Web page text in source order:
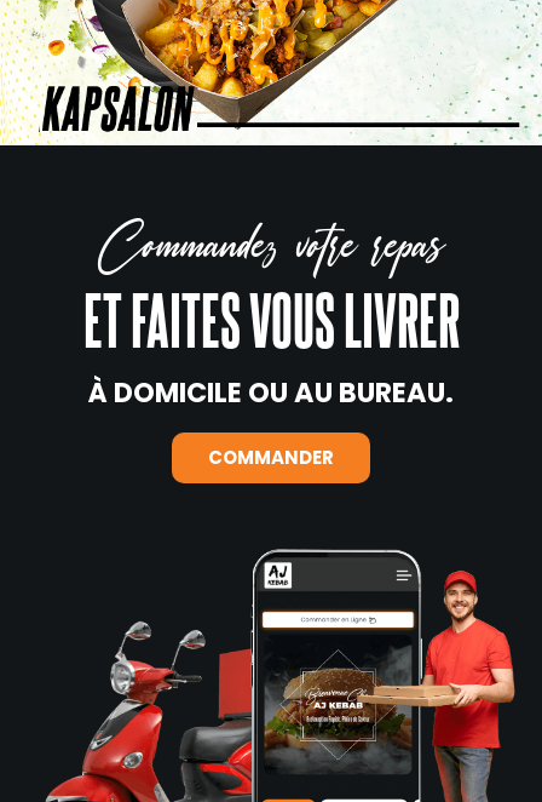
Commandez votre repas
ET FAITES VOUS LIVRER
À DOMICILE OU AU BUREAU.
COMMANDER